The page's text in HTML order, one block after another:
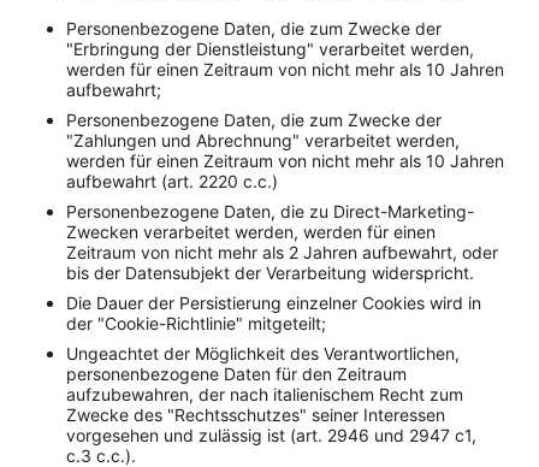
Personenbezogene Daten, die zum Zwecke der
"Erbringung der Dienstleistung" verarbeitet werden,
werden für einen Zeitraum von nicht mehr als 10 Jahren
aufbewahrt;
Personenbezogene Daten, die zum Zwecke der
"Zahlungen und Abrechnung" verarbeitet werden,
werden für einen Zeitraum von nicht mehr als 10 Jahren
aufbewahrt (art. 2220 c.c.)
Personenbezogene Daten, die zu Direct-Marketing-
Zwecken verarbeitet werden, werden für einen
Zeitraum von nicht mehr als 2 Jahren aufbewahrt, oder
bis der Datensubjekt der Verarbeitung widerspricht.
Die Dauer der Persistierung einzelner Cookies wird in
der "Cookie-Richtlinie" mitgeteilt;
Ungeachtet der Möglichkeit des Verantwortlichen,
personenbezogene Daten für den Zeitraum
aufzubewahren, der nach italienischem Recht zum
Zwecke des "Rechtsschutzes" seiner Interessen
vorgesehen und zulässig ist (art. 2946 und 2947 c1,
c.3 c.c.).